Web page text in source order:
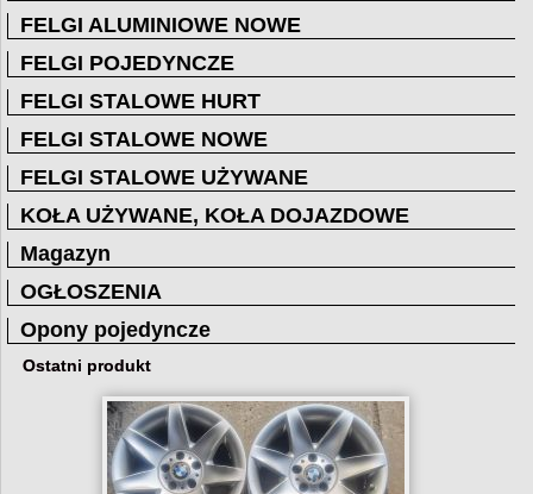
FELGI ALUMINIOWE NOWE
FELGI POJEDYNCZE
FELGI STALOWE HURT
FELGI STALOWE NOWE
FELGI STALOWE UŻYWANE
KOŁA UŻYWANE, KOŁA DOJAZDOWE
Magazyn
OGŁOSZENIA
Opony pojedyncze
Ostatni produkt